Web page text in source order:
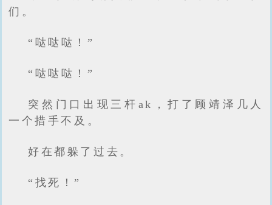
们。
“哒哒哒！”
“哒哒哒！”
突然门口出现三杆ak，打了顾靖泽几人
一个措手不及。
好在都躲了过去。
“找死！”